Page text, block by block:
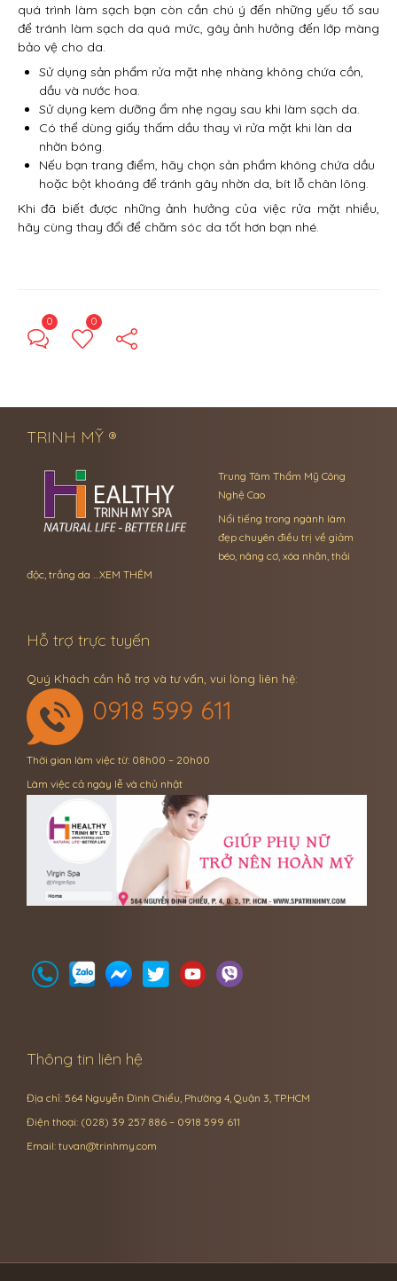
quá trình làm sạch bạn còn cần chú ý đến những yếu tố sau
để tránh làm sạch da quá mức, gây ảnh hưởng đến lớp màng
bảo vệ cho da.
Sử dụng sản phẩm rửa mặt nhẹ nhàng không chứa cồn,
dầu và nước hoa.
Sử dụng kem dưỡng ẩm nhẹ ngay sau khi làm sạch da.
Có thể dùng giấy thấm dầu thay vì rửa mặt khi làn da
nhờn bóng.
Nếu bạn trang điểm, hãy chọn sản phẩm không chứa dầu
hoặc bột khoáng để tránh gây nhờn da, bít lỗ chân lông.
Khi đã biết được những ảnh hưởng của việc rửa mặt nhiều,
hãy cùng thay đổi để chăm sóc da tốt hơn bạn nhé.
0 0
TRINH MỸ ®
Trung Tâm Thẩm Mỹ Công
Nghệ Cao
Nổi tiếng trong ngành làm
đẹp chuyên điều trị về giảm
béo, nâng cơ, xóa nhăn, thải
độc, trắng da …XEM THÊM
Hỗ trợ trực tuyến
Quý Khách cần hỗ trợ và tư vấn, vui lòng liên hệ:
0918 599 611
Thời gian làm việc từ: 08h00 – 20h00
Làm việc cả ngày lễ và chủ nhật
Thông tin liên hệ
Địa chỉ: 564 Nguyễn Đình Chiểu, Phường 4, Quận 3, TP.HCM
Điện thoại: (028) 39 257 886 – 0918 599 611
Email: tuvan@trinhmy.com